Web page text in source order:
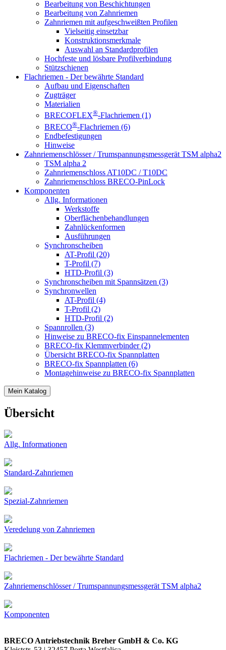
Bearbeitung von Beschichtungen
Bearbeitung von Zahnriemen
Zahnriemen mit aufgeschweißten Profilen
Vielseitig einsetzbar
Konstruktionsmerkmale
Auswahl an Standardprofilen
Hochfeste und lösbare Profilverbindung
Stützschienen
Flachriemen - Der bewährte Standard
Aufbau und Eigenschaften
Zugträger
Materialien
BRECOFLEX®-Flachriemen (1)
BRECO®-Flachriemen (6)
Endbefestigungen
Hinweise
Zahnriemenschlösser / Trumspannungsmessgerät TSM alpha2
TSM alpha 2
Zahnriemenschloss AT10DC / T10DC
Zahnriemenschloss BRECO-PinLock
Komponenten
Allg. Informationen
Werkstoffe
Oberflächenbehandlungen
Zahnlückenformen
Ausführungen
Synchronscheiben
AT-Profil (20)
T-Profil (7)
HTD-Profil (3)
Synchronscheiben mit Spannsätzen (3)
Synchronwellen
AT-Profil (4)
T-Profil (2)
HTD-Profil (2)
Spannrollen (3)
Hinweise zu BRECO-fix Einspannelementen
BRECO-fix Klemmverbinder (2)
Übersicht BRECO-fix Spannplatten
BRECO-fix Spannplatten (6)
Montagehinweise zu BRECO-fix Spannplatten
Mein Katalog
Übersicht
Allg. Informationen
Standard-Zahnriemen
Spezial-Zahnriemen
Veredelung von Zahnriemen
Flachriemen - Der bewährte Standard
Zahnriemenschlösser / Trumspannungsmessgerät TSM alpha2
Komponenten
BRECO Antriebstechnik Breher GmbH & Co. KG